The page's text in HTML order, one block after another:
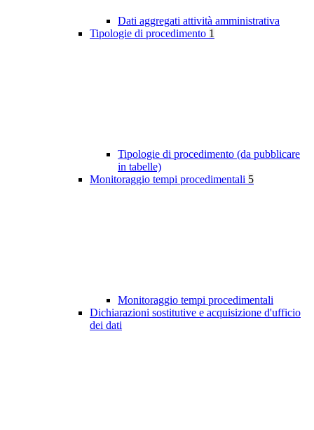
Dati aggregati attività amministrativa
Tipologie di procedimento 1
Tipologie di procedimento (da pubblicare
in tabelle)
Monitoraggio tempi procedimentali 5
Monitoraggio tempi procedimentali
Dichiarazioni sostitutive e acquisizione d'ufficio
dei dati